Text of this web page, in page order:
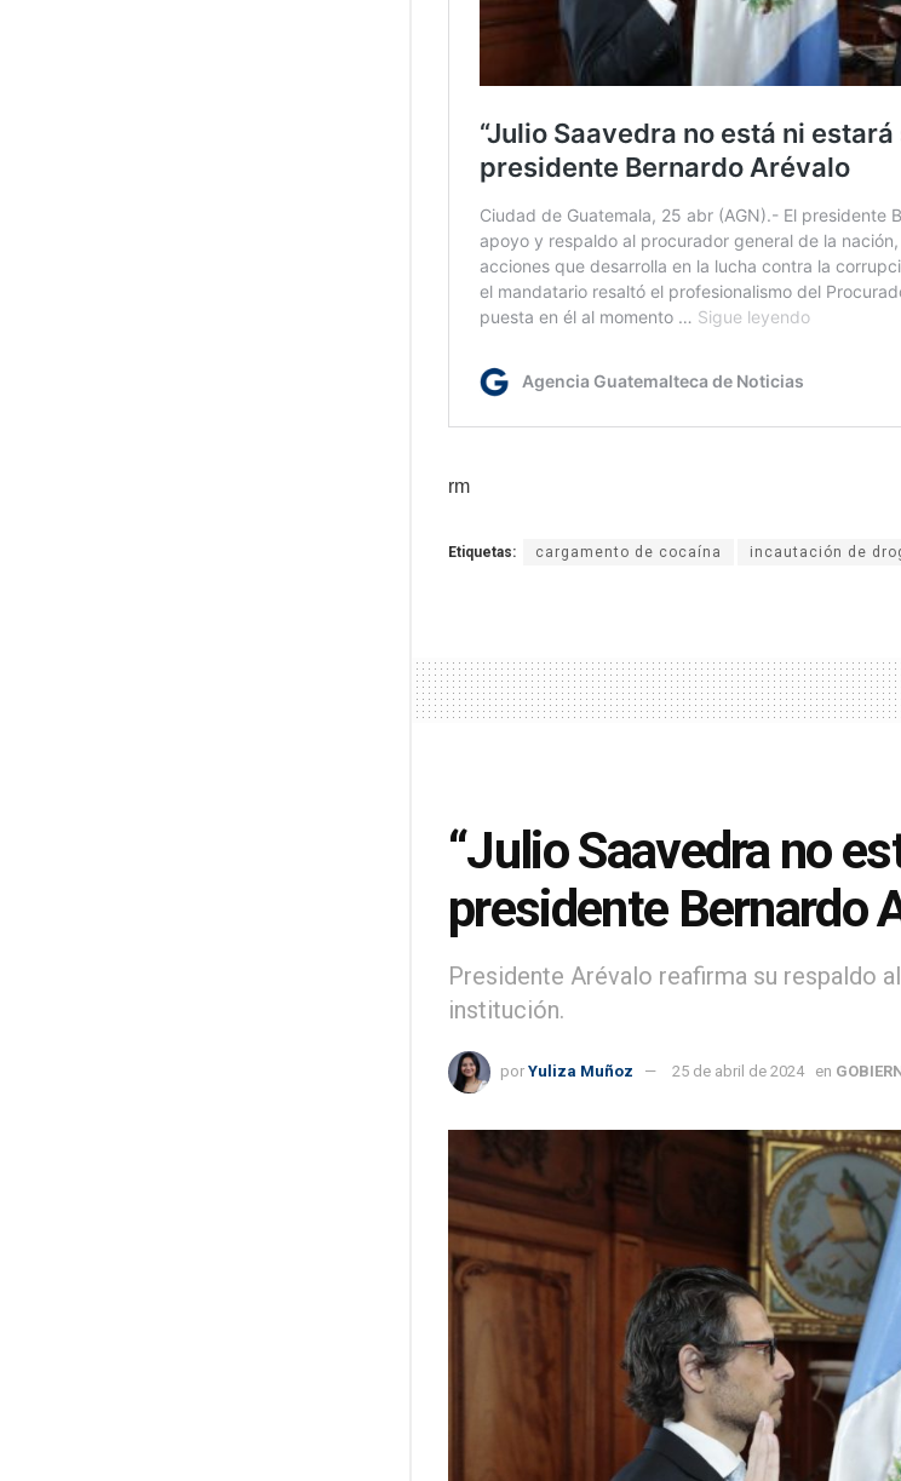
rm
Etiquetas: cargamento de cocaína incautación de
“Julio Saavedra no
presidente Bernardo
Presidente Arévalo reafirma su respaldo
institución.
por Yuliza Muñoz 25 de abril de 2024 en